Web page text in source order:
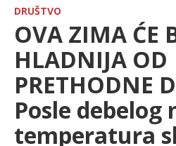
HRONIKA
FARMERI
TV
SPORT
DRUŠTVO
OVA ZIMA ĆE
HLADNIJA OD
PRETHODNE
Posle debelog
temperatura